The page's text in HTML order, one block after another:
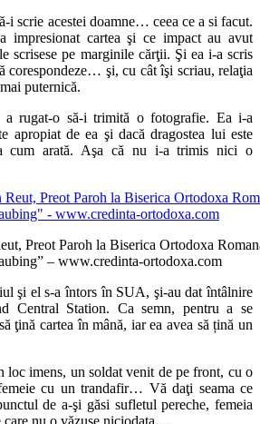
i scrie acestei doamne… ceea ce a si facut.
impresionat cartea şi ce impact au avut
scrisese pe marginile cărţii. Şi ea i-a scris
corespondeze… şi, cu cât îşi scriau, relaţia
puternică.
rugat-o să-i trimită o fotografie. Ea i-a
apropiat de ea şi dacă dragostea lui este
cum arată. Aşa că nu i-a trimis nici o
Preot Paroh la Biserica Ortodoxa
– www.credinta-ortodoxa.com
şi el s-a întors în SUA, şi-au dat întâlnire
Central Station. Ca semn, pentru a se
ţină cartea în mână, iar ea avea să țină un
loc imens, un soldat venit de pe front, cu o
cu un trandafir… Vă daţi seama ce
de a-şi găsi sufletul pereche, femeia